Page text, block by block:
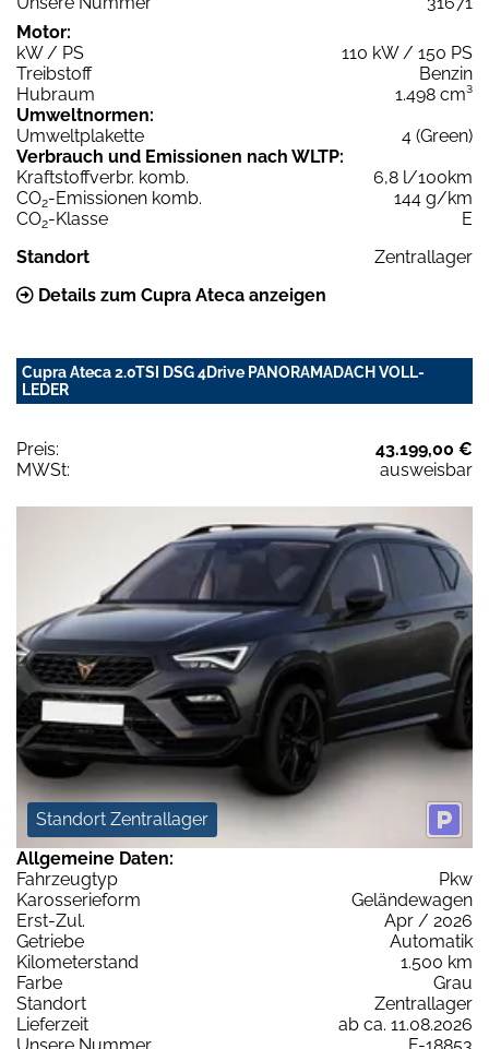
Motor:
kW / PS
110 kW / 150 PS
Treibstoff
Benzin
Hubraum
1.498 cm³
Umweltnormen:
Umweltplakette
4 (Green)
Verbrauch und Emissionen nach WLTP:
Kraftstoffverbr. komb.
6,8 l/100km
CO2-Emissionen komb.
144 g/km
CO2-Klasse
E
Standort
Zentrallager
Details zum Cupra Ateca anzeigen
Cupra Ateca 2.0TSI DSG 4Drive PANORAMADACH VOLL-
LEDER
Preis:
43.199,00 €
MWSt:
ausweisbar
Standort Zentrallager
Allgemeine Daten:
Fahrzeugtyp
Pkw
Karosserieform
Geländewagen
Erst-Zul.
Apr / 2026
Getriebe
Automatik
Kilometerstand
1.500 km
Farbe
Grau
Standort
Zentrallager
Lieferzeit
ab ca. 11.08.2026